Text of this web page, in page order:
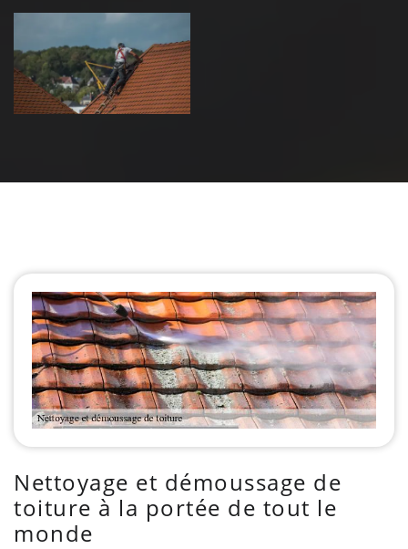
Urgence fuite
de toiture 39
Jura
Nettoyage et démoussage de
toiture à la portée de tout le
monde